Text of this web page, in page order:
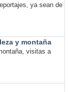
ya sean de
y montaña
visitas a